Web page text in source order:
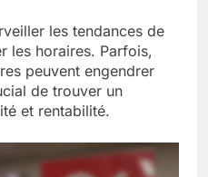
les tendances de
les horaires. Parfois,
peuvent engendrer
de trouver un
et rentabilité.